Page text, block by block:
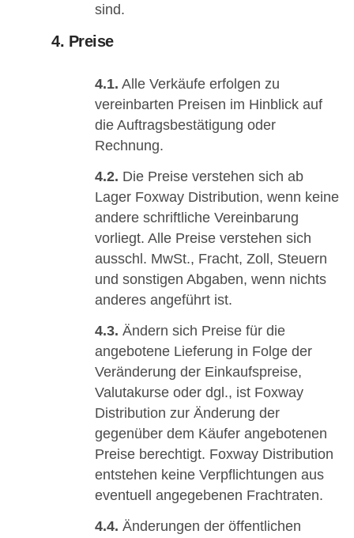
sind.
4. Preise
4.1. Alle Verkäufe erfolgen zu
vereinbarten Preisen im Hinblick auf
die Auftragsbestätigung oder
Rechnung.
4.2. Die Preise verstehen sich ab
Lager Foxway Distribution, wenn keine
andere schriftliche Vereinbarung
vorliegt. Alle Preise verstehen sich
ausschl. MwSt., Fracht, Zoll, Steuern
und sonstigen Abgaben, wenn nichts
anderes angeführt ist.
4.3. Ändern sich Preise für die
angebotene Lieferung in Folge der
Veränderung der Einkaufspreise,
Valutakurse oder dgl., ist Foxway
Distribution zur Änderung der
gegenüber dem Käufer angebotenen
Preise berechtigt. Foxway Distribution
entstehen keine Verpflichtungen aus
eventuell angegebenen Frachtraten.
4.4. Änderungen der öffentlichen